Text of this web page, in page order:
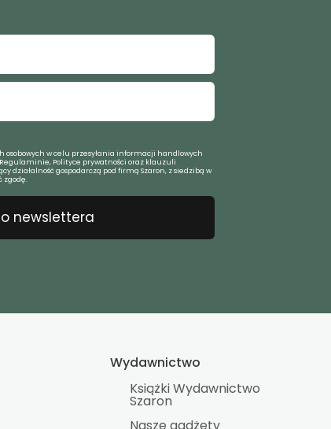
w celu przesyłania informacji handlowych
Polityce prywatności oraz klauzuli
działalność gospodarczą pod firmą Szaron, z siedzibą w
zgodę.
newslettera
Wydawnictwo
Książki Wydawnictwo
Szaron